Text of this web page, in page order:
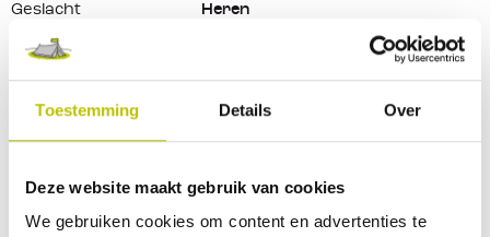
Toestemming Details Over
Deze website maakt gebruik van cookies
We gebruiken cookies om content en advertenties te
Geslacht Heren
Kleur
Kleurtint Blauw